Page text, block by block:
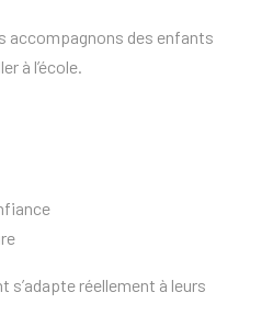
accompagnons des enfants
à l’école.
s’adapte réellement à leurs